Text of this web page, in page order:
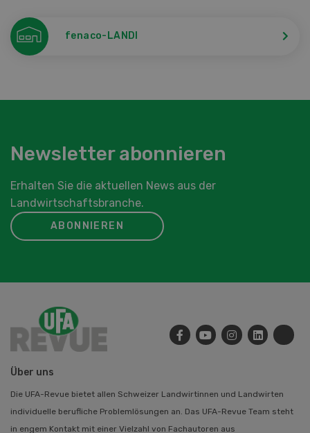
fenaco-LANDI
Newsletter abonnieren
Erhalten Sie die aktuellen News aus der
Landwirtschaftsbranche.
ABONNIEREN
Über uns
Die UFA-Revue bietet allen Schweizer Landwirtinnen und Landwirten
individuelle berufliche Problemlösungen an. Das UFA-Revue Team steht
in engem Kontakt mit einer Vielzahl von Fachautoren aus